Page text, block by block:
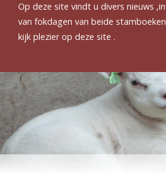
Op deze site vindt u divers nieuws
van fokdagen van beide
kijk plezier op deze site .